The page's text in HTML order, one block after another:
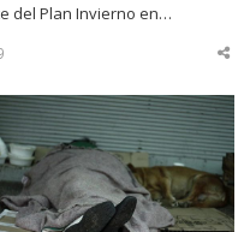
del Plan Invierno en…